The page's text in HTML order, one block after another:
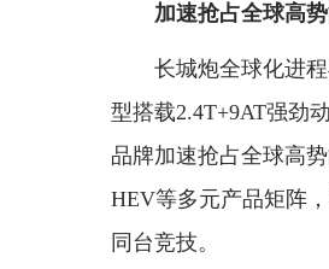
加速抢占全球高
长城炮全球化进
型搭载2.4T+9AT强劲
品牌加速抢占全球高
HEV等多元产品矩阵
同台竞技。